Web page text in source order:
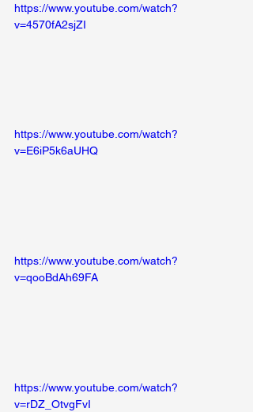
https://www.youtube.com/watch?
v=4570fA2sjZI
https://www.youtube.com/watch?
v=E6iP5k6aUHQ
https://www.youtube.com/watch?
v=qooBdAh69FA
https://www.youtube.com/watch?
v=rDZ_OtvgFvI